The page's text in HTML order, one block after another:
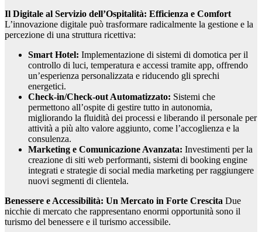
Il Digitale al Servizio dell’Ospitalità: Efficienza e Comfort
L’innovazione digitale può trasformare radicalmente la gestione e la
percezione di una struttura ricettiva:
Smart Hotel: Implementazione di sistemi di domotica per il
controllo di luci, temperatura e accessi tramite app, offrendo
un’esperienza personalizzata e riducendo gli sprechi
energetici.
Check-in/Check-out Automatizzato: Sistemi che
permettono all’ospite di gestire tutto in autonomia,
migliorando la fluidità dei processi e liberando il personale per
attività a più alto valore aggiunto, come l’accoglienza e la
consulenza.
Marketing e Comunicazione Avanzata: Investimenti per la
creazione di siti web performanti, sistemi di booking engine
integrati e strategie di social media marketing per raggiungere
nuovi segmenti di clientela.
Benessere e Accessibilità: Un Mercato in Forte Crescita Due
nicchie di mercato che rappresentano enormi opportunità sono il
turismo del benessere e il turismo accessibile.